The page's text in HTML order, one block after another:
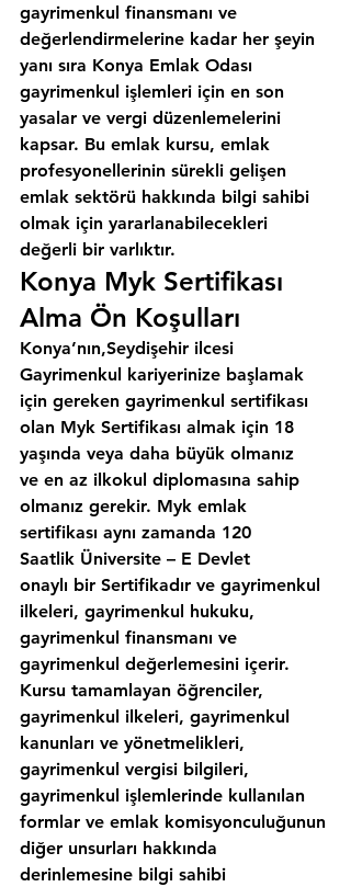
gayrimenkul finansmanı ve
değerlendirmelerine kadar her şeyin
yanı sıra Konya Emlak Odası
gayrimenkul işlemleri için en son
yasalar ve vergi düzenlemelerini
kapsar. Bu emlak kursu, emlak
profesyonellerinin sürekli gelişen
emlak sektörü hakkında bilgi sahibi
olmak için yararlanabilecekleri
değerli bir varlıktır.
Konya Myk Sertifikası
Alma Ön Koşulları
Konya’nın,Seydişehir ilcesi
Gayrimenkul kariyerinize başlamak
için gereken gayrimenkul sertifikası
olan Myk Sertifikası almak için 18
yaşında veya daha büyük olmanız
ve en az ilkokul diplomasına sahip
olmanız gerekir. Myk emlak
sertifikası aynı zamanda 120
Saatlik Üniversite – E Devlet
onaylı bir Sertifikadır ve gayrimenkul
ilkeleri, gayrimenkul hukuku,
gayrimenkul finansmanı ve
gayrimenkul değerlemesini içerir.
Kursu tamamlayan öğrenciler,
gayrimenkul ilkeleri, gayrimenkul
kanunları ve yönetmelikleri,
gayrimenkul vergisi bilgileri,
gayrimenkul işlemlerinde kullanılan
formlar ve emlak komisyonculuğunun
diğer unsurları hakkında
derinlemesine bilgi sahibi